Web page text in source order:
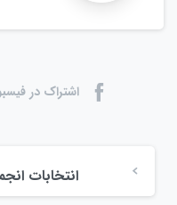
اشتراک در